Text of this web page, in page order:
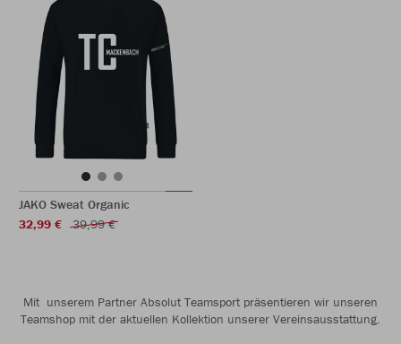
JAKO Sweat Organic
32,99 €
39,99 €
Mit unserem Partner Absolut Teamsport präsentieren wir unseren
Teamshop mit der aktuellen Kollektion unserer Vereinsausstattung.